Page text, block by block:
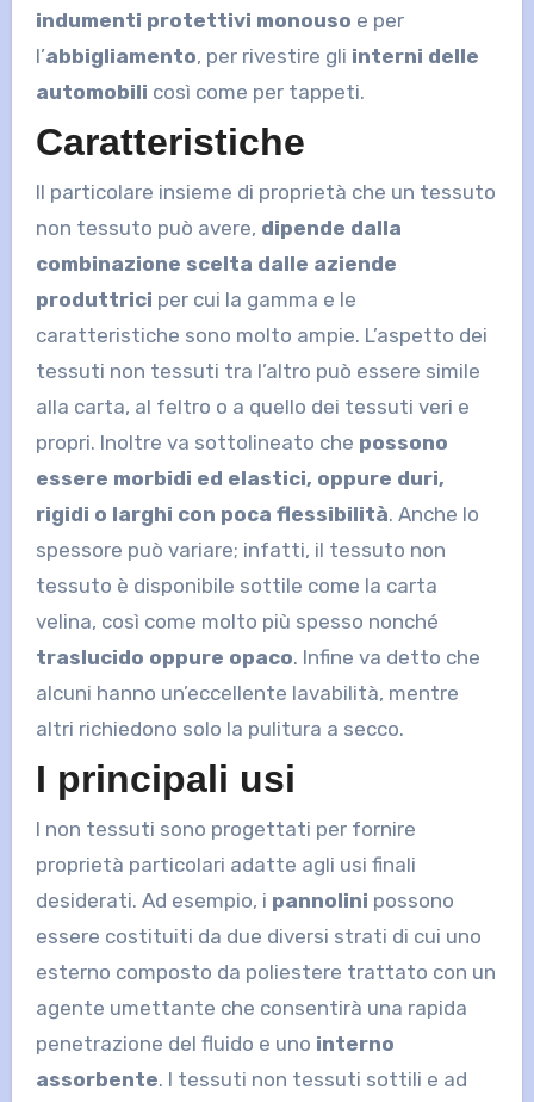
indumenti protettivi monouso e per
l’abbigliamento, per rivestire gli interni delle
automobili così come per tappeti.
Caratteristiche
Il particolare insieme di proprietà che un tessuto
non tessuto può avere, dipende dalla
combinazione scelta dalle aziende
produttrici per cui la gamma e le
caratteristiche sono molto ampie. L’aspetto dei
tessuti non tessuti tra l’altro può essere simile
alla carta, al feltro o a quello dei tessuti veri e
propri. Inoltre va sottolineato che possono
essere morbidi ed elastici, oppure duri,
rigidi o larghi con poca flessibilità. Anche lo
spessore può variare; infatti, il tessuto non
tessuto è disponibile sottile come la carta
velina, così come molto più spesso nonché
traslucido oppure opaco. Infine va detto che
alcuni hanno un’eccellente lavabilità, mentre
altri richiedono solo la pulitura a secco.
I principali usi
I non tessuti sono progettati per fornire
proprietà particolari adatte agli usi finali
desiderati. Ad esempio, i pannolini possono
essere costituiti da due diversi strati di cui uno
esterno composto da poliestere trattato con un
agente umettante che consentirà una rapida
penetrazione del fluido e uno interno
assorbente. I tessuti non tessuti sottili e ad